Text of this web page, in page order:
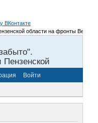
области на фронты
Пензенской
Войти